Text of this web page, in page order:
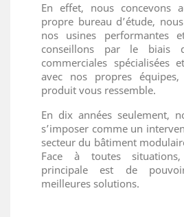
En effet, nous concevons
propre bureau d’étude,
nos usines performantes
conseillons par le biais
commerciales spécialisées
avec nos propres
produit vous ressemble.
En dix années seulement,
s’imposer comme un
secteur du bâtiment
Face à toutes
principale est de
meilleures solutions.